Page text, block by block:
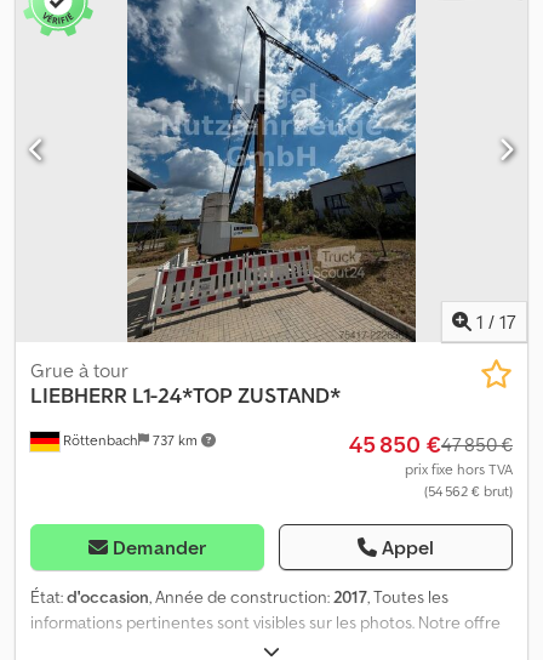
1 / 17
Röttenbach 737 km
Grue à tour
LIEBHERR L1-24*TOP ZUSTAND*
45 850 €47 850 €
prix fixe hors TVA
(54 562 € brut)
Demander Appel
État:d'occasion, Année de construction:2017, Toutes les
informations pertinentes sont visibles sur les photos. Notre offre
comprend généralement un contrôle technique périodique (CT),